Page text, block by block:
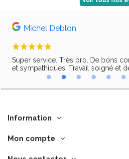
Michel Deblon
Super service. Très pro. De bons
et sympathiques. Travail soigné et
Information
Mon compte